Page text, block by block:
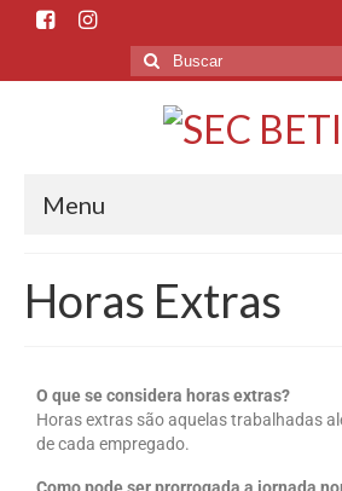
Menu
O Sindicato
Sede e Subsedes
Horas Extras
O que se considera horas extras?
Horas extras são aquelas trabalhadas
de cada empregado.